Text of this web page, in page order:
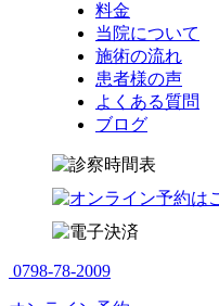
料金
当院について
施術の流れ
患者様の声
よくある質問
ブログ
0798-78-2009